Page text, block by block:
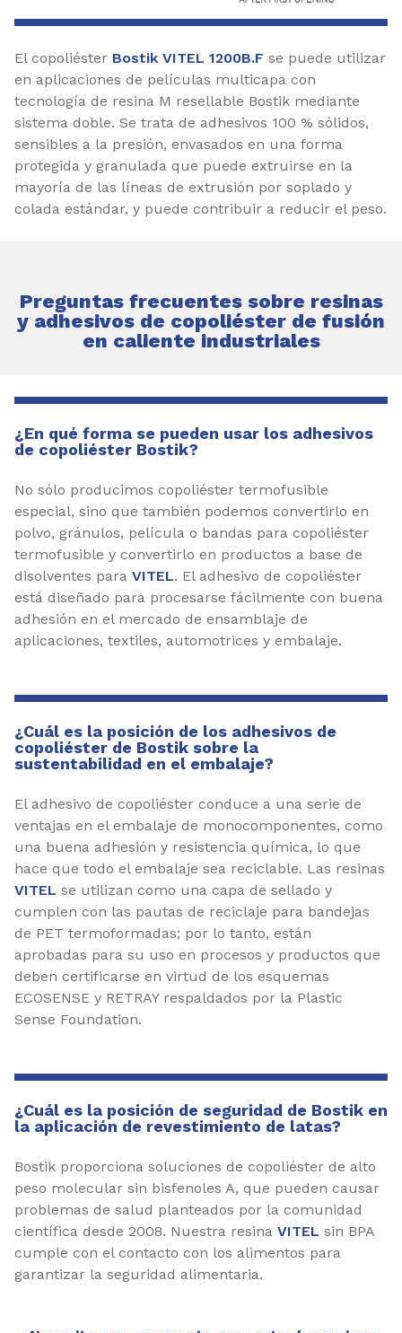
El copoliéster Bostik VITEL 1200B.F se puede utilizar
en aplicaciones de películas multicapa con
tecnología de resina M resellable Bostik mediante
sistema doble. Se trata de adhesivos 100 % sólidos,
sensibles a la presión, envasados en una forma
protegida y granulada que puede extruirse en la
mayoría de las líneas de extrusión por soplado y
colada estándar, y puede contribuir a reducir el peso.
Preguntas frecuentes sobre resinas
y adhesivos de copoliéster de fusión
en caliente industriales
¿En qué forma se pueden usar los adhesivos
de copoliéster Bostik?
No sólo producimos copoliéster termofusible
especial, sino que también podemos convertirlo en
polvo, gránulos, película o bandas para copoliéster
termofusible y convertirlo en productos a base de
disolventes para VITEL. El adhesivo de copoliéster
está diseñado para procesarse fácilmente con buena
adhesión en el mercado de ensamblaje de
aplicaciones, textiles, automotrices y embalaje.
¿Cuál es la posición de los adhesivos de
copoliéster de Bostik sobre la
sustentabilidad en el embalaje?
El adhesivo de copoliéster conduce a una serie de
ventajas en el embalaje de monocomponentes, como
una buena adhesión y resistencia química, lo que
hace que todo el embalaje sea reciclable. Las resinas
VITEL se utilizan como una capa de sellado y
cumplen con las pautas de reciclaje para bandejas
de PET termoformadas; por lo tanto, están
aprobadas para su uso en procesos y productos que
deben certificarse en virtud de los esquemas
ECOSENSE y RETRAY respaldados por la Plastic
Sense Foundation.
¿Cuál es la posición de seguridad de Bostik en
la aplicación de revestimiento de latas?
Bostik proporciona soluciones de copoliéster de alto
peso molecular sin bisfenoles A, que pueden causar
problemas de salud planteados por la comunidad
científica desde 2008. Nuestra resina VITEL sin BPA
cumple con el contacto con los alimentos para
garantizar la seguridad alimentaria.